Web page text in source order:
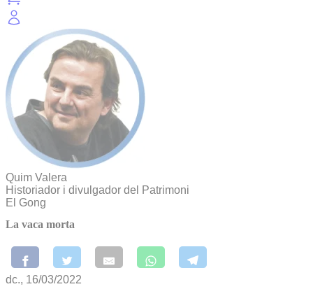
Quim Valera
Historiador i divulgador del Patrimoni
El Gong
La vaca morta
dc., 16/03/2022